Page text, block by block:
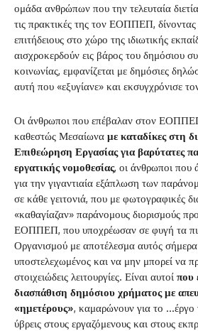
ομάδα ανθρώπων που την τελευταία
τις πρακτικές της τον ΕΟΠΠΕΠ,
επιτήδειους στο χώρο της ιδιωτικής
αισχροκερδούν εις βάρος του δημόσιου
κοινωνίας, εμφανίζεται με δημόσιες
αυτή που «εξυγίανε» και εκσυγχρόνισε
Οι άνθρωποι που επέβαλαν στον
καθεστώς Μεσαίωνα με καταδίκες στη
Επιθεώρηση Εργασίας για βαρύτατες
εργατικής νομοθεσίας, οι άνθρωποι που
για την γιγαντιαία εξάπλωση των
σε κάθε γειτονιά, που με φωτογραφικές
«καθαγίαζαν» παράνομους διορισμούς
ΕΟΠΠΕΠ, που υποχρέωσαν σε φυγή τα
Οργανισμού με αποτέλεσμα αυτός σήμερα
υποστελεχωμένος και να μην μπορεί να
στοιχειώδεις λειτουργίες. Είναι αυτοί που
διασπάθιση δημόσιου χρήματος με
«ημετέρους», καμαρώνουν για το …έργο
ύβρεις στους εργαζόμενους και στους